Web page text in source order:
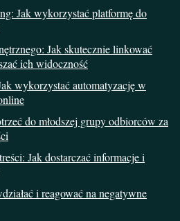
Jak wykorzystać platformę do
Jak skutecznie linkować
ich widoczność
wykorzystać automatyzację w
do młodszej grupy odbiorców za
Jak dostarczać informacje i
i reagować na negatywne